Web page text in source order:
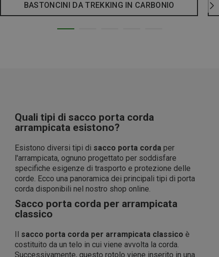
BASTONCINI DA TREKKING IN CARBONIO
Quali tipi di sacco porta corda
arrampicata esistono?
Esistono diversi tipi di sacco porta corda per
l'arrampicata, ognuno progettato per soddisfare
specifiche esigenze di trasporto e protezione delle
corde. Ecco una panoramica dei principali tipi di porta
corda disponibili nel nostro shop online.
Sacco porta corda per arrampicata
classico
Il sacco porta corda per arrampicata classico è
costituito da un telo in cui viene avvolta la corda.
Successivamente, questo rotolo viene inserito in una